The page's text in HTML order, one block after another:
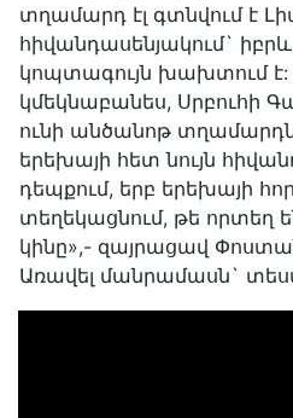
տղամարդ էլ գտնվում է
հիվանդասենյակում`
կոպտագույն խախտում է:
կմեկնաբանես, Սրբուհի
ունի անծանոթ տղամարդն
երեխայի հետ նույն
դեպքում, երբ երեխայի
տեղեկացնում, թե որտեղ
կինը»,- զայրացավ
Առավել մանրամասն`